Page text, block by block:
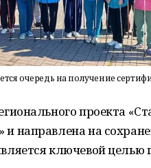
очередь на получение
проекта
и направлена на
ключевой целью